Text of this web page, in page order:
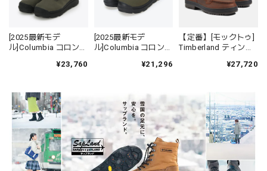
[2025最新モデ
ル]Columbia コロンビ
ド フォー ウォーター
¥23,760
[2025最新モデ
ル]Columbia コロンビ
ド フォー チャッカ ウ
¥21,296
【定番】[モックトゥ]
Timberland ティンバ
テージ GTX モックト
¥27,720